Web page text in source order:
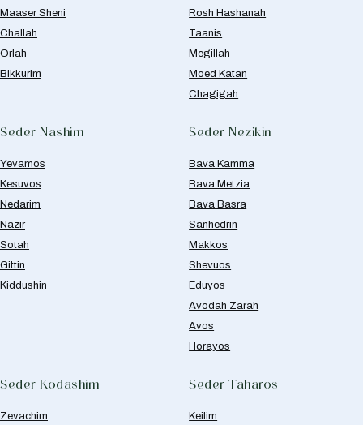
Maaser Sheni
Challah
Orlah
Bikkurim
Rosh Hashanah
Taanis
Megillah
Moed Katan
Chagigah
Seder Nashim
Yevamos
Kesuvos
Nedarim
Nazir
Sotah
Gittin
Kiddushin
Seder Nezikin
Bava Kamma
Bava Metzia
Bava Basra
Sanhedrin
Makkos
Shevuos
Eduyos
Avodah Zarah
Avos
Horayos
Seder Kodashim
Zevachim
Seder Taharos
Keilim